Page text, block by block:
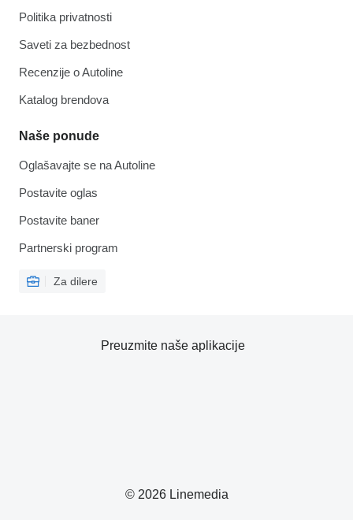
Politika privatnosti
Saveti za bezbednost
Recenzije o Autoline
Katalog brendova
Naše ponude
Oglašavajte se na Autoline
Postavite oglas
Postavite baner
Partnerski program
Za dilere
© 2026 Linemedia
Preuzmite naše aplikacije